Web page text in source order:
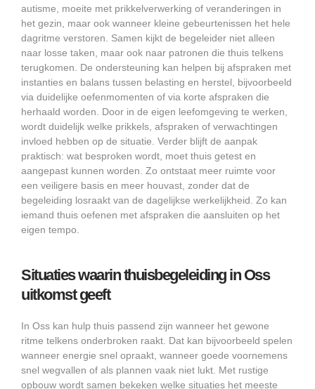
autisme, moeite met prikkelverwerking of veranderingen in
het gezin, maar ook wanneer kleine gebeurtenissen het hele
dagritme verstoren. Samen kijkt de begeleider niet alleen
naar losse taken, maar ook naar patronen die thuis telkens
terugkomen. De ondersteuning kan helpen bij afspraken met
instanties en balans tussen belasting en herstel, bijvoorbeeld
via duidelijke oefenmomenten of via korte afspraken die
herhaald worden. Door in de eigen leefomgeving te werken,
wordt duidelijk welke prikkels, afspraken of verwachtingen
invloed hebben op de situatie. Verder blijft de aanpak
praktisch: wat besproken wordt, moet thuis getest en
aangepast kunnen worden. Zo ontstaat meer ruimte voor
een veiligere basis en meer houvast, zonder dat de
begeleiding losraakt van de dagelijkse werkelijkheid. Zo kan
iemand thuis oefenen met afspraken die aansluiten op het
eigen tempo.
Situaties waarin thuisbegeleiding in Oss
uitkomst geeft
In Oss kan hulp thuis passend zijn wanneer het gewone
ritme telkens onderbroken raakt. Dat kan bijvoorbeeld spelen
wanneer energie snel opraakt, wanneer goede voornemens
snel wegvallen of als plannen vaak niet lukt. Met rustige
opbouw wordt samen bekeken welke situaties het meeste